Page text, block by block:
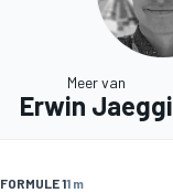
Meer van
Erwin Jaeggi
FORMULE 11 m